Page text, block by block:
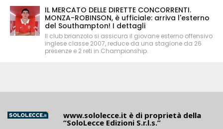
IL MERCATO DELLE DIRETTE CONCORRENTI.
MONZA-ROBINSON, è ufficiale: arriva l'esterno
del Southampton! I dettagli
Il club brianzolo si assicura il giovane esterno offensivo
inglese classe 2007, reduce da una stagione da 26
presenze e 2 reti in Championship.
www.sololecce.it è di proprietà della
“SoloLecce Edizioni S.r.l.s.”